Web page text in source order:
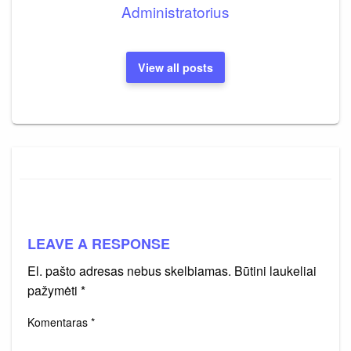
Administratorius
View all posts
LEAVE A RESPONSE
El. pašto adresas nebus skelbiamas. Būtini laukeliai
pažymėti *
Komentaras *